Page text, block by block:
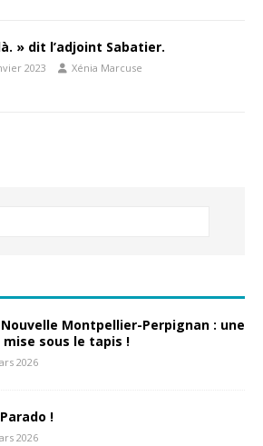
» dit l’adjoint Sabatier.
2023 Xénia Marcuse
Montpellier-Perpignan : une
sous le tapis !
2026
!
2026